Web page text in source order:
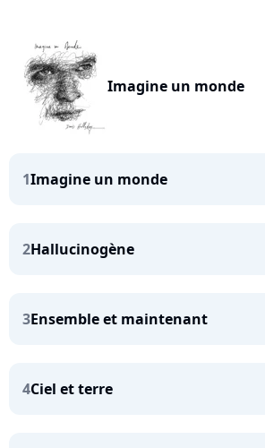
Imagine un monde
1Imagine un monde
2Hallucinogène
3Ensemble et maintenant
4Ciel et terre